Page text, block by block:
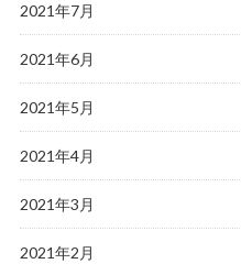
2021年7月
2021年6月
2021年5月
2021年4月
2021年3月
2021年2月